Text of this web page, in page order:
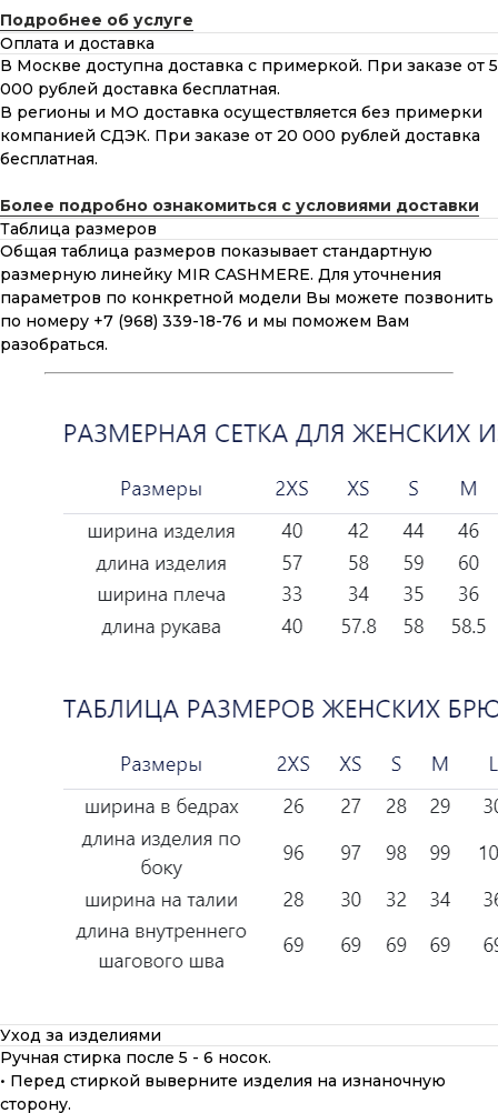
Подробнее об услуге
Оплата и доставка
В Москве доступна доставка с примеркой. При заказе от 5
000 рублей доставка бесплатная.
В регионы и МО доставка осуществляется без примерки
компанией СДЭК. При заказе от 20 000 рублей доставка
бесплатная.
Более подробно ознакомиться с условиями доставки
Таблица размеров
Общая таблица размеров показывает стандартную
размерную линейку MIR CASHMERE. Для уточнения
параметров по конкретной модели Вы можете позвонить
по номеру +7 (968) 339-18-76 и мы поможем Вам
разобраться.
Уход за изделиями
Ручная стирка после 5 - 6 носок.
• Перед стиркой выверните изделия на изнаночную
сторону.